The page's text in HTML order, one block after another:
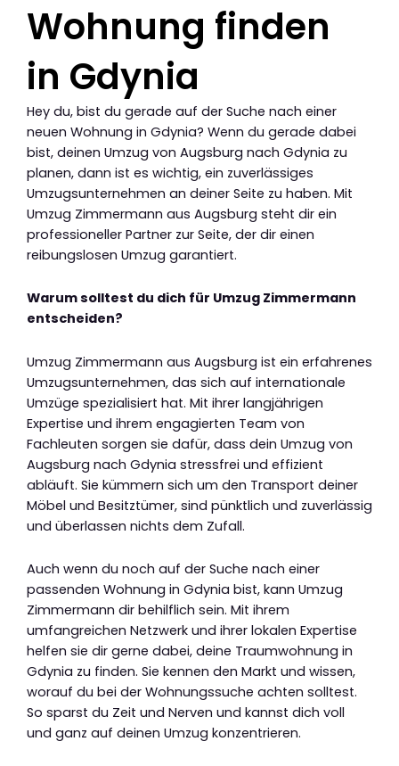
Wohnung finden
in Gdynia
Hey du, bist du gerade auf der Suche nach einer
neuen Wohnung in Gdynia? Wenn du gerade dabei
bist, deinen Umzug von Augsburg nach Gdynia zu
planen, dann ist es wichtig, ein zuverlässiges
Umzugsunternehmen an deiner Seite zu haben. Mit
Umzug Zimmermann aus Augsburg steht dir ein
professioneller Partner zur Seite, der dir einen
reibungslosen Umzug garantiert.
Warum solltest du dich für Umzug Zimmermann
entscheiden?
Umzug Zimmermann aus Augsburg ist ein erfahrenes
Umzugsunternehmen, das sich auf internationale
Umzüge spezialisiert hat. Mit ihrer langjährigen
Expertise und ihrem engagierten Team von
Fachleuten sorgen sie dafür, dass dein Umzug von
Augsburg nach Gdynia stressfrei und effizient
abläuft. Sie kümmern sich um den Transport deiner
Möbel und Besitztümer, sind pünktlich und zuverlässig
und überlassen nichts dem Zufall.
Auch wenn du noch auf der Suche nach einer
passenden Wohnung in Gdynia bist, kann Umzug
Zimmermann dir behilflich sein. Mit ihrem
umfangreichen Netzwerk und ihrer lokalen Expertise
helfen sie dir gerne dabei, deine Traumwohnung in
Gdynia zu finden. Sie kennen den Markt und wissen,
worauf du bei der Wohnungssuche achten solltest.
So sparst du Zeit und Nerven und kannst dich voll
und ganz auf deinen Umzug konzentrieren.